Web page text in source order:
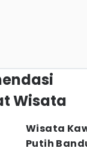
Wisata
Wisata
Putih